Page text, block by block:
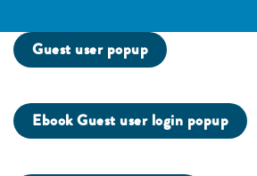
Guest user popup
Ebook Guest user login popup